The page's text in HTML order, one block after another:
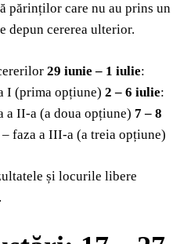
părinților care nu au prins un
depun cererea ulterior.
29 iunie – 1 iulie:
I (prima opțiune) 2 – 6 iulie:
a II‑a (a doua opțiune) 7 – 8
faza a III‑a (a treia opțiune)
și locurile libere